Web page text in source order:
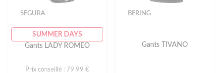
SEGURA
SUMMER DAYS
Gants LADY ROMEO
Prix conseillé : 79.99 €
BERING
Gants TIVANO